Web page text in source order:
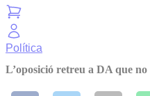
Política
L’oposició retreu a DA que